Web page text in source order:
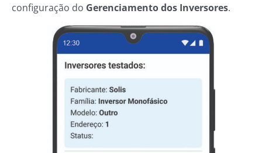
configuração do Gerenciamento dos Inversores.